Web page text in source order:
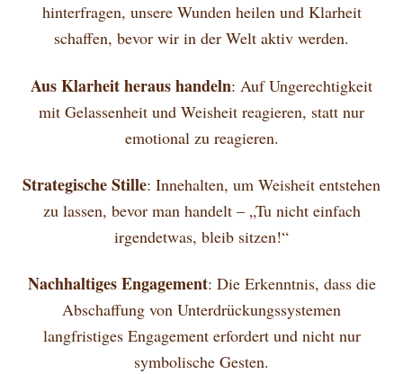
hinterfragen, unsere Wunden heilen und Klarheit
schaffen, bevor wir in der Welt aktiv werden.
Aus Klarheit heraus handeln: Auf Ungerechtigkeit
mit Gelassenheit und Weisheit reagieren, statt nur
emotional zu reagieren.
Strategische Stille: Innehalten, um Weisheit entstehen
zu lassen, bevor man handelt – „Tu nicht einfach
irgendetwas, bleib sitzen!“
Nachhaltiges Engagement: Die Erkenntnis, dass die
Abschaffung von Unterdrückungssystemen
langfristiges Engagement erfordert und nicht nur
symbolische Gesten.